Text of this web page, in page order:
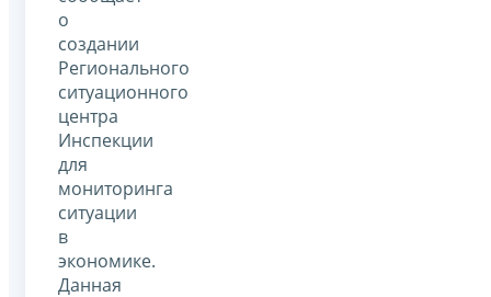
о
создании
Регионального
ситуационного
центра
Инспекции
для
мониторинга
ситуации
в
экономике.
Данная